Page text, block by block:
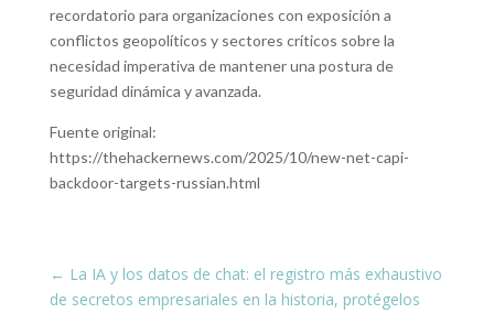
recordatorio para organizaciones con exposición a
conflictos geopolíticos y sectores críticos sobre la
necesidad imperativa de mantener una postura de
seguridad dinámica y avanzada.
Fuente original:
https://thehackernews.com/2025/10/new-net-capi-
backdoor-targets-russian.html
← La IA y los datos de chat: el registro más exhaustivo
de secretos empresariales en la historia, protégelos